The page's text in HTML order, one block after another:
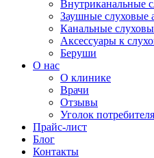
Внутриканальные
Заушные слуховые
Канальные
Аксессуары к
Беруши
О нас
О клинике
Врачи
Отзывы
Уголок потребителя
Прайс-лист
Блог
Контакты